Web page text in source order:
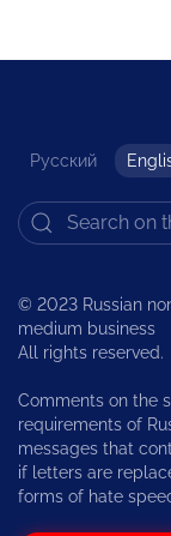
Русский
© 2023 Russian
medium business
All rights reserved.
Comments on the
requirements of
messages that
if letters are
forms of hate